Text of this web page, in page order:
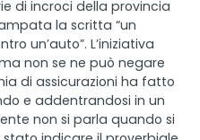
di incroci della provincia
la scritta “un
un’auto”. L’iniziativa
non se ne può negare
di assicurazioni ha fatto
e addentrandosi in un
non si parla quando si